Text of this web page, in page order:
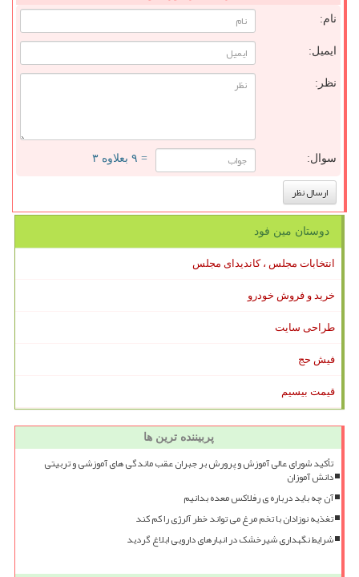
نام:
ایمیل:
نظر:
سوال: = ۹ بعلاوه ۳
دوستان مین فود
انتخابات مجلس ، کاندیدای مجلس
خرید و فروش خودرو
طراحی سایت
فیش حج
قیمت بیسیم
پربیننده ترین ها
تأکید شورای عالی آموزش و پرورش بر جبران عقب ماندگی های آموزشی و تربیتی
دانش آموزان
آن چه باید درباره ی رفلاکس معده بدانیم
تغذیه نوزادان با تخم مرغ می تواند خطر آلرژی را کم کند
شرایط نگهداری شیرخشک در انبارهای دارویی ابلاغ گردید